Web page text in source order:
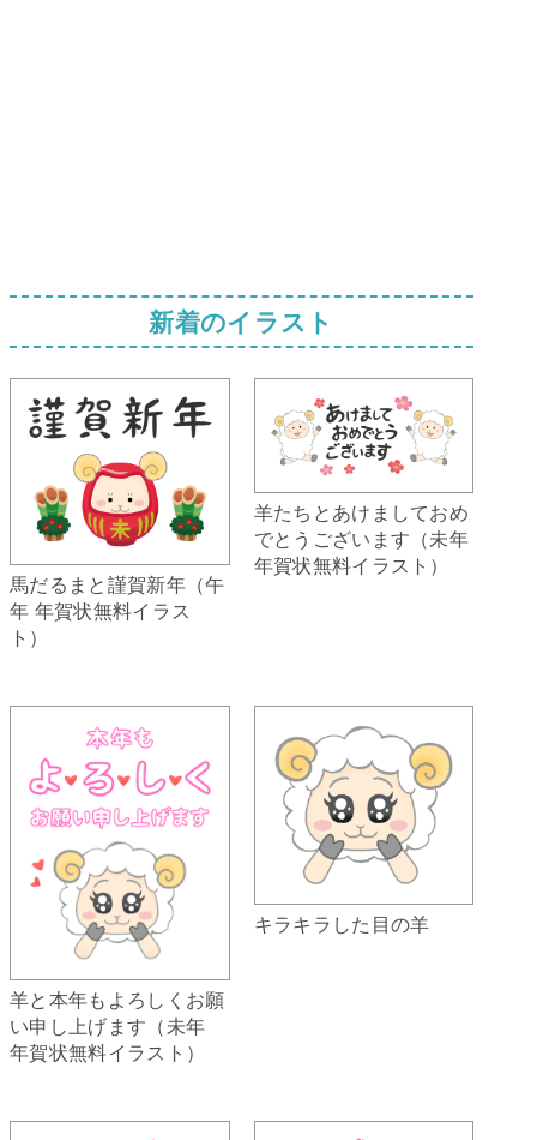
新着のイラスト
馬だるまと謹賀新年（午
年 年賀状無料イラス
ト）
羊たちとあけましておめ
でとうございます（未年
年賀状無料イラスト）
羊と本年もよろしくお願
い申し上げます（未年
年賀状無料イラスト）
キラキラした目の羊